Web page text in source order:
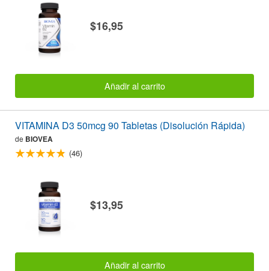
$16,95
Añadir al carrito
VITAMINA D3 50mcg 90 Tabletas (Disolución Rápida)
de BIOVEA
(46)
$13,95
Añadir al carrito